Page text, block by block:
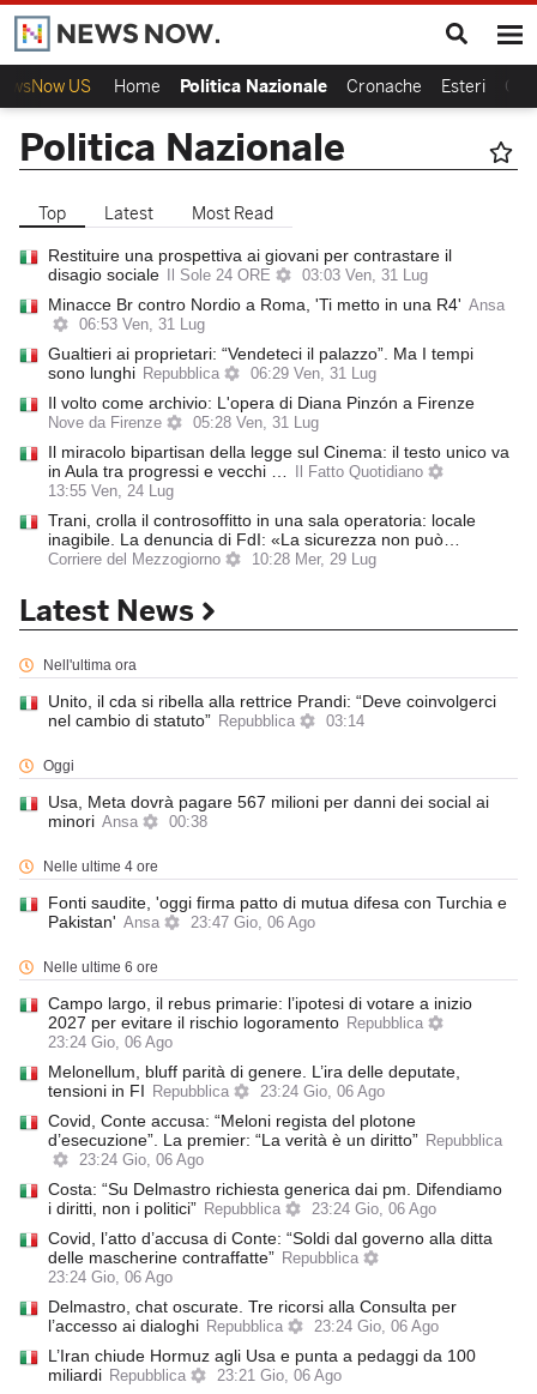
US Home Politica Nazionale Cronache Esteri
Politica Nazionale
Top Latest Most Read
Restituire una prospettiva ai giovani per contrastare il
disagio sociale
Il Sole 24 ORE 03:03 Ven, 31 Lug
Minacce Br contro Nordio a Roma, 'Ti metto in una R4' Ansa
06:53 Ven, 31 Lug
Gualtieri ai proprietari: “Vendeteci il palazzo”. Ma I tempi
sono lunghi Repubblica 06:29 Ven, 31 Lug
​Il volto come archivio: L'opera di Diana Pinzón a Firenze
Nove da Firenze 05:28 Ven, 31 Lug
Il miracolo bipartisan della legge sul Cinema: il testo unico va
in Aula tra progressi e vecchi …
Il Fatto Quotidiano
13:55 Ven, 24 Lug
Trani, crolla il controsoffitto in una sala operatoria: locale
inagibile. La denuncia di FdI: «La sicurezza non può…
Corriere del Mezzogiorno 10:28 Mer, 29 Lug
Latest News
Nell'ultima ora
Unito, il cda si ribella alla rettrice Prandi: “Deve coinvolgerci
nel cambio di statuto” Repubblica 03:14
Oggi
Usa, Meta dovrà pagare 567 milioni per danni dei social ai
minori Ansa 00:38
Nelle ultime 4 ore
Fonti saudite, 'oggi firma patto di mutua difesa con Turchia e
Pakistan' Ansa 23:47 Gio, 06 Ago
Nelle ultime 6 ore
Campo largo, il rebus primarie: l’ipotesi di votare a inizio
2027 per evitare il rischio logoramento Repubblica
23:24 Gio, 06 Ago
Melonellum, bluff parità di genere. L’ira delle deputate,
tensioni in FI
Repubblica 23:24 Gio, 06 Ago
Covid, Conte accusa: “Meloni regista del plotone
d’esecuzione”. La premier: “La verità è un diritto” Repubblica
23:24 Gio, 06 Ago
Costa: “Su Delmastro richiesta generica dai pm. Difendiamo
i diritti, non i politici” Repubblica 23:24 Gio, 06 Ago
Covid, l’atto d’accusa di Conte: “Soldi dal governo alla ditta
delle mascherine contraffatte” Repubblica
23:24 Gio, 06 Ago
Delmastro, chat oscurate. Tre ricorsi alla Consulta per
l’accesso ai dialoghi Repubblica 23:24 Gio, 06 Ago
L’Iran chiude Hormuz agli Usa e punta a pedaggi da 100
miliardi Repubblica 23:21 Gio, 06 Ago